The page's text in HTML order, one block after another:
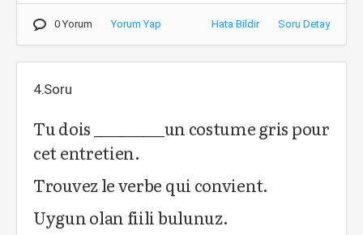
0 Yorum Yorum Yap Hata Bildir Soru Detay
4.Soru
Tu dois __________un costume gris pour
cet entretien.
Trouvez le verbe qui convient.
Uygun olan fiili bulunuz.